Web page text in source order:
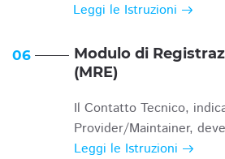
Leggi le Istruzioni
06
Modulo di
(MRE)
Il Contatto Tecnico,
Provider/Maintainer,
Leggi le Istruzioni